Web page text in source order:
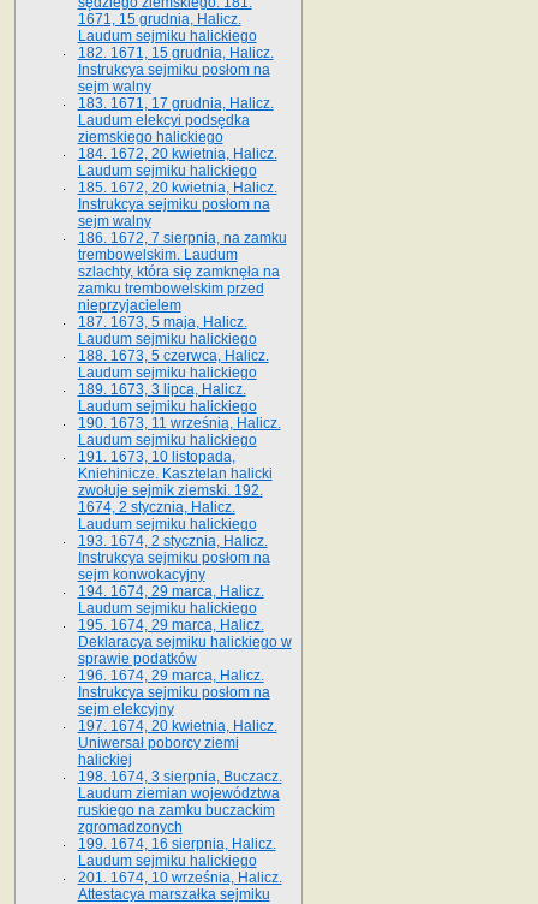
1671, 15 grudnia, Halicz.
Laudum sejmiku halickiego
182. 1671, 15 grudnia, Halicz.
Instrukcya sejmiku posłom na
sejm walny
183. 1671, 17 grudnia, Halicz.
Laudum elekcyi podsędka
ziemskiego halickiego
184. 1672, 20 kwietnia, Halicz.
Laudum sejmiku halickiego
185. 1672, 20 kwietnia, Halicz.
Instrukcya sejmiku posłom na
sejm walny
186. 1672, 7 sierpnia, na zamku
trembowelskim. Laudum
szlachty, która się zamknęła na
zamku trembowelskim przed
nieprzyjacielem
187. 1673, 5 maja, Halicz.
Laudum sejmiku halickiego
188. 1673, 5 czerwca, Halicz.
Laudum sejmiku halickiego
189. 1673, 3 lipca, Halicz.
Laudum sejmiku halickiego
190. 1673, 11 września, Halicz.
Laudum sejmiku halickiego
191. 1673, 10 listopada,
Kniehinicze. Kasztelan halicki
zwołuje sejmik ziemski. 192.
1674, 2 stycznia, Halicz.
Laudum sejmiku halickiego
193. 1674, 2 stycznia, Halicz.
Instrukcya sejmiku posłom na
sejm konwokacyjny
194. 1674, 29 marca, Halicz.
Laudum sejmiku halickiego
195. 1674, 29 marca, Halicz.
Deklaracya sejmiku halickiego w
sprawie podatków
196. 1674, 29 marca, Halicz.
Instrukcya sejmiku posłom na
sejm elekcyjny
197. 1674, 20 kwietnia, Halicz.
Uniwersał poborcy ziemi
halickiej
198. 1674, 3 sierpnia, Buczacz.
Laudum ziemian województwa
ruskiego na zamku buczackim
zgromadzonych
199. 1674, 16 sierpnia, Halicz.
Laudum sejmiku halickiego
201. 1674, 10 września, Halicz.
Attestacya marszałka sejmiku